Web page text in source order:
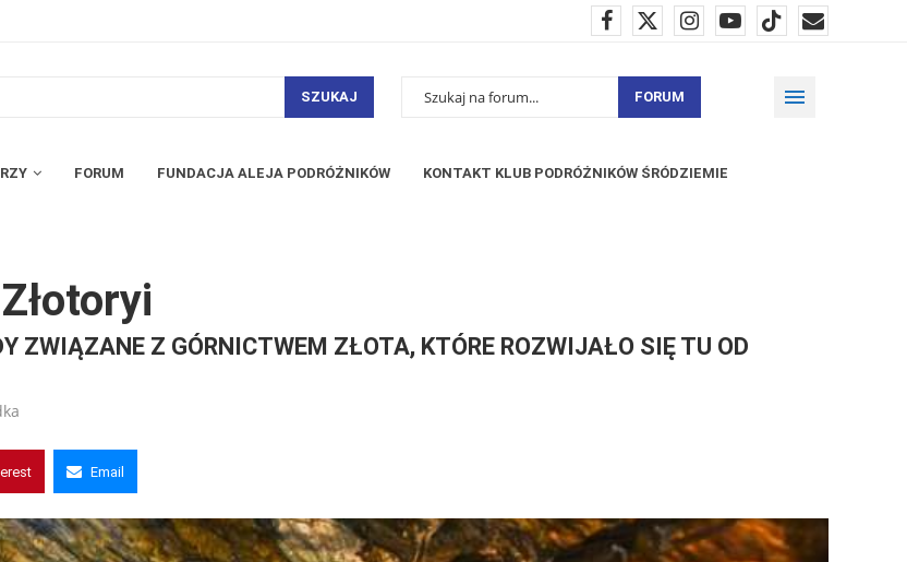
SZUKAJ FORUM
FORUM FUNDACJA ALEJA PODRÓŻNIKÓW KONTAKT KLUB PODRÓŻNIKÓW ŚRÓDZIEMIE
ZWIĄZANE Z GÓRNICTWEM ZŁOTA, KTÓRE ROZWIJAŁO SIĘ TU OD
Email